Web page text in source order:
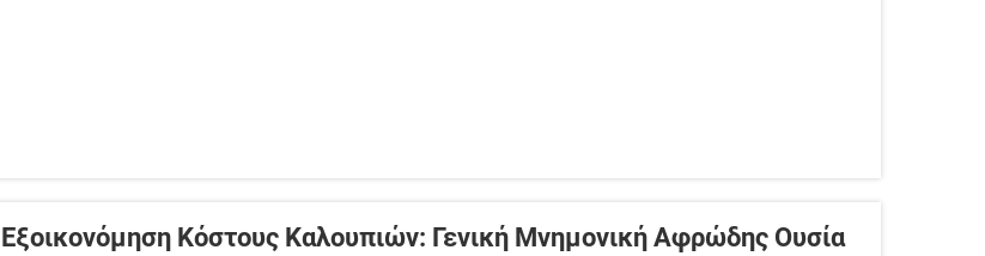
Εξοικονόμηση Κόστους Καλουπιών: Γενική Μνημονική Αφρώδης Ουσία